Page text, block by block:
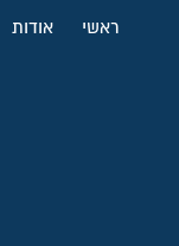
ראשי אודות